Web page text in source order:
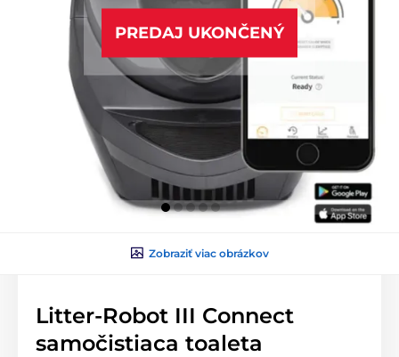
PREDAJ UKONČENÝ
Zobraziť viac obrázkov
Litter-Robot III Connect
samočistiaca toaleta